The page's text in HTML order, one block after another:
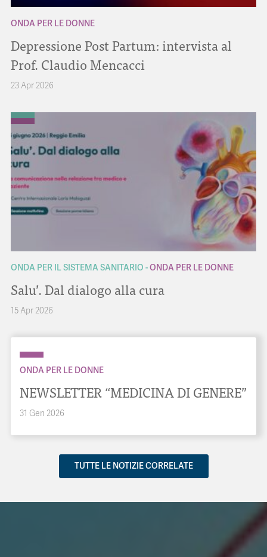
ONDA PER LE DONNE
Depressione Post Partum: intervista al
Prof. Claudio Mencacci
23 Apr 2026
ONDA PER IL SISTEMA SANITARIO ONDA PER LE DONNE
Salu’. Dal dialogo alla cura
15 Apr 2026
ONDA PER LE DONNE
NEWSLETTER “MEDICINA DI GENERE”
31 Gen 2026
TUTTE LE NOTIZIE CORRELATE